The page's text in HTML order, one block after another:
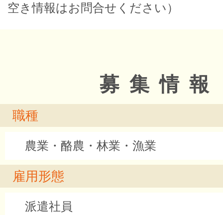
空き情報はお問合せください）
募集情報
職種
農業・酪農・林業・漁業
雇用形態
派遣社員